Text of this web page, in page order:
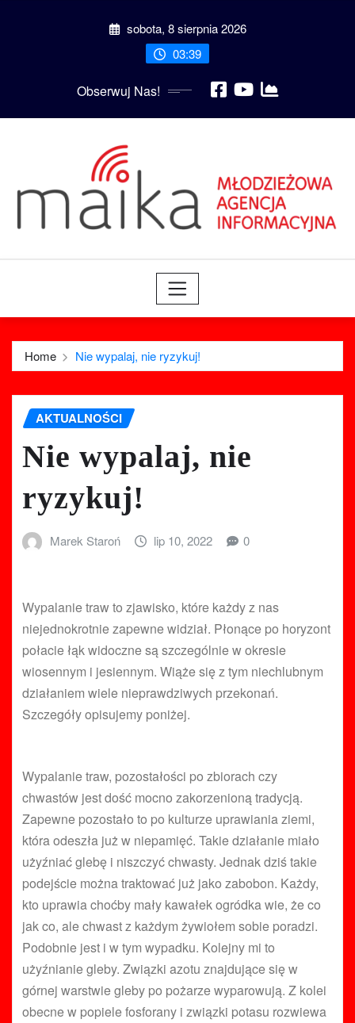
sobota, 8 sierpnia 2026
03:39
Obserwuj Nas!
Home Nie wypalaj, nie ryzykuj!
AKTUALNOŚCI
Nie wypalaj, nie
ryzykuj!
Marek Staroń lip 10, 2022 0
Wypalanie traw to zjawisko, które każdy z nas
niejednokrotnie zapewne widział. Płonące po horyzont
połacie łąk widoczne są szczególnie w okresie
wiosennym i jesiennym. Wiąże się z tym niechlubnym
działaniem wiele nieprawdziwych przekonań.
Szczegóły opisujemy poniżej.
Wypalanie traw, pozostałości po zbiorach czy
chwastów jest dość mocno zakorzenioną tradycją.
Zapewne pozostało to po kulturze uprawiania ziemi,
która odeszła już w niepamięć. Takie działanie miało
użyźniać glebę i niszczyć chwasty. Jednak dziś takie
podejście można traktować już jako zabobon. Każdy,
kto uprawia choćby mały kawałek ogródka wie, że co
jak co, ale chwast z każdym żywiołem sobie poradzi.
Podobnie jest i w tym wypadku. Kolejny mi to
użyźnianie gleby. Związki azotu znajdujące się w
górnej warstwie gleby po pożarze wyparowują. Z kolei
obecne w popiele fosforany i związki potasu rozwiewa